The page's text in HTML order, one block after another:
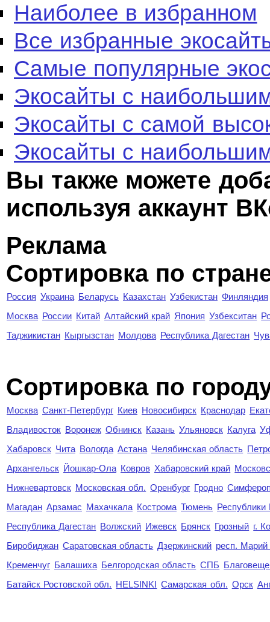
Наиболее в избранном
Все избранные
Самые популярные
Экосайты с
Экосайты с самой
Экосайты с
Вы также можете
используя аккаунт
Реклама
Сортировка по
Россия Украина Беларусь Казахстан Узбекистан Финляндия
Москва России Китай Алтайский край Япония Узбекситан
Таджикистан Кыргызстан Молдова Республика Дагестан
Cортировка по
Москва Санкт-Петербург Киев Новосибирск Краснодар
Владивосток Воронеж Обнинск Казань Ульяновск Калуга
Хабаровск Чита Вологда Астана Челябинская область
Архангельск Йошкар-Ола Ковров Хабаровский край
Нижневартовск Московская обл. Оренбург Гродно
Магадан Арзамас Махачкала Кострома Тюмень Республики
Республика Дагестан Волжский Ижевск Брянск Грозный г.
Биробиджан Саратовская область Дзержинский респ.
Кременчуг Балашиха Белгородская область СПБ
Батайск Ростовской обл. HELSINKI Самарская обл. Орск